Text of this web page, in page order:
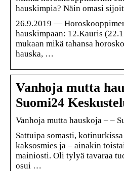
hauskimpia? Näin omasi
26.9.2019 —
hauskimpaan: 12.Kauris
mukaan mikä tahansa
hauska, …
Vanhoja mutta
Suomi24
Vanhoja mutta hauskoja – –
Sattuipa somasti,
kaksosmies ja – ainakin
mainiosti. Oli tylyä tavaraa
osui …